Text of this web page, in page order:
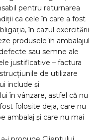
pentru returnarea
ca cele în care a fost
în cazul exercitării
produsele în ambalajul
sau semne ale
justificative – factura
de utilizare
include și
în vânzare, astfel că nu
folosite deja, care nu
ambalaj și care nu mai